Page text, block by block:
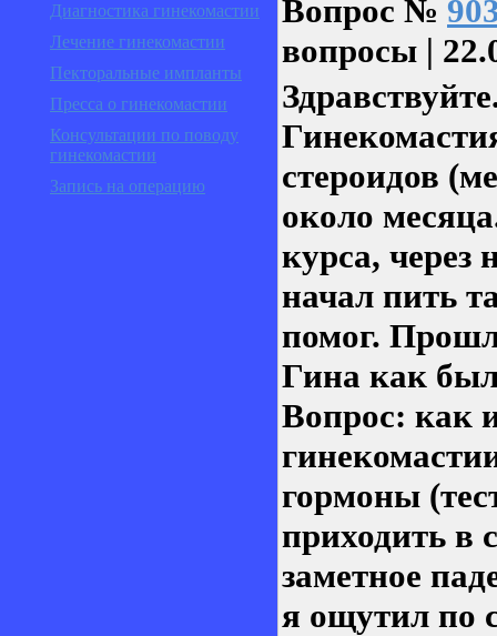
Диагностика гинекомастии
Лечение гинекомастии
Пекторальные импланты
Пресса о гинекомастии
Консультации по поводу
гинекомастии
Запись на операцию
Вопрос №
вопросы |
стероидов
около
курса, через
начал пить
помог.
Гина как
Вопрос: как
гормоны
приходить в
заметное
я ощутил по